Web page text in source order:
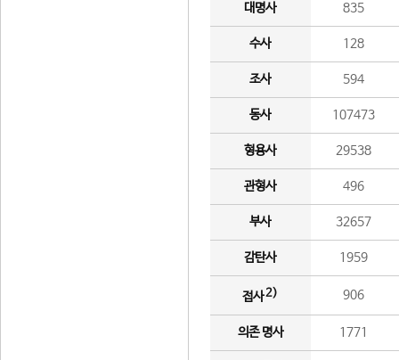
대명사 835
수사 128
조사 594
동사 107473
형용사 29538
관형사 496
부사 32657
감탄사 1959
접사2) 906
의존 명사 1771